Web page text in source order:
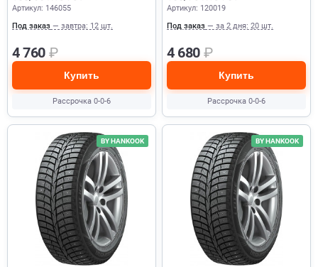
Артикул: 146055
Под заказ — завтра: 12 шт.
4 760 ₽
Купить
Рассрочка 0-0-6
Артикул: 120019
Под заказ — за 2 дня: 20 шт.
4 680 ₽
Купить
Рассрочка 0-0-6
BY HANKOOK BY HANKOOK